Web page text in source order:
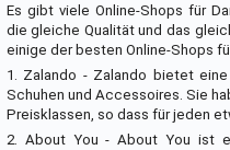
Es gibt viele Online-Shops für
die gleiche Qualität und das
einige der besten Online-Shops
1. Zalando - Zalando bietet
Schuhen und Accessoires. Sie
Preisklassen, so dass für jeden
2. About You - About You ist